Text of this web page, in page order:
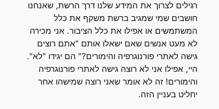
רגילים לצרוך את המידע שלנו דרך הרשת, שאנחנו
חושבים שמי שמגיב ברשת משקף את כלל
המשתמשים או אפילו את כלל הציבור. אני מכירה
לא מעט אנשים שאם ישאלו אותם "אתם רוצים
גישה לאתרי פורנוגרפיה והימורים?" הם יגידו "לא".
היי, אפילו אני לא רוצה גישה לאתרי פורנוגרפיה
והימורים! זה לא אומר שאני רוצה שמישהו אחר
יחליט בעניין הזה.